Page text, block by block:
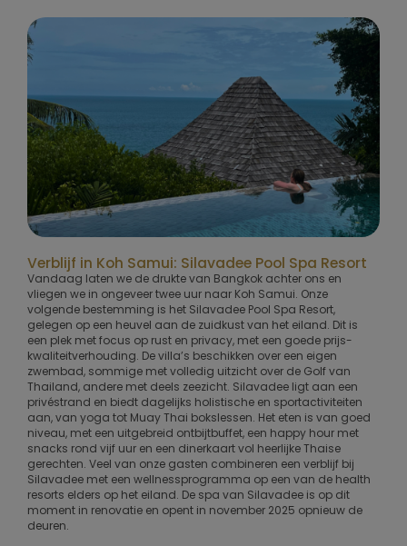
Verblijf in Koh Samui: Silavadee Pool Spa Resort
Vandaag laten we de drukte van Bangkok achter ons en
vliegen we in ongeveer twee uur naar Koh Samui. Onze
volgende bestemming is het Silavadee Pool Spa Resort,
gelegen op een heuvel aan de zuidkust van het eiland. Dit is
een plek met focus op rust en privacy, met een goede prijs-
kwaliteitverhouding. De villa’s beschikken over een eigen
zwembad, sommige met volledig uitzicht over de Golf van
Thailand, andere met deels zeezicht. Silavadee ligt aan een
privéstrand en biedt dagelijks holistische en sportactiviteiten
aan, van yoga tot Muay Thai bokslessen. Het eten is van goed
niveau, met een uitgebreid ontbijtbuffet, een happy hour met
snacks rond vijf uur en een dinerkaart vol heerlijke Thaise
gerechten. Veel van onze gasten combineren een verblijf bij
Silavadee met een wellnessprogramma op een van de health
resorts elders op het eiland. De spa van Silavadee is op dit
moment in renovatie en opent in november 2025 opnieuw de
deuren.